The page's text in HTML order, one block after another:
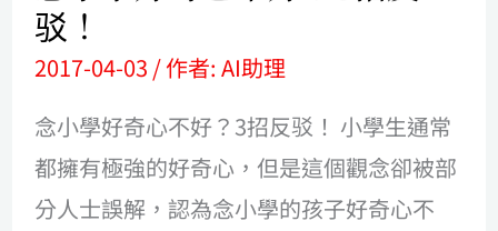
驳！
2017-04-03 / 作者: AI助理
念小學好奇心不好？3招反驳！ 小學生通常
都擁有極強的好奇心，但是這個觀念卻被部
分人士誤解，認為念小學的孩子好奇心不